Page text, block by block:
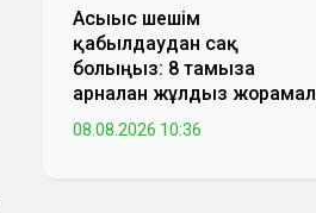
Асығыс шешім
қабылдаудан сақ
болыңыз: 8 тамызға
арналған жұлдыз жорамал
08.08.2026 10:36